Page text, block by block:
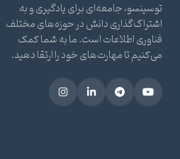
توسینسو، جامعه‌ای برای یادگیری و به
اشتراک‌گذاری دانش در حوزه‌های مختلف
فناوری اطلاعات است. ما به شما کمک
می‌کنیم تا مهارت‌های خود را ارتقا دهید.